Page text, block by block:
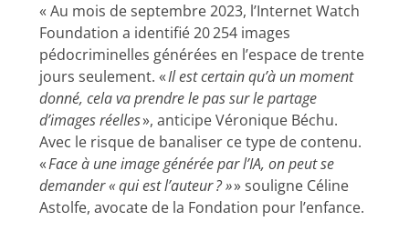
« Au mois de septembre 2023, l’Internet Watch
Foundation a identifié 20 254 images
pédocriminelles générées en l’espace de trente
jours seulement. «Il est certain qu’à un moment
donné, cela va prendre le pas sur le partage
d’images réelles», anticipe Véronique Béchu.
Avec le risque de banaliser ce type de contenu.
«Face à une image générée par l’IA, on peut se
demander « qui est l’auteur ? »» souligne Céline
Astolfe, avocate de la Fondation pour l’enfance.